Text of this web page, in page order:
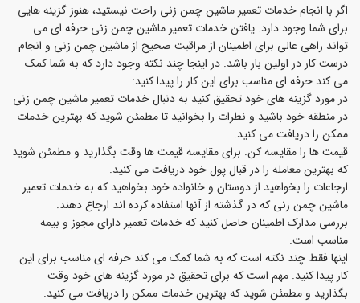
اگر با انجام خدمات تعمیر ماشین چمن زنی راحت نیستید، هنوز گزینه هایی
برای شما وجود دارد. یافتن خدمات تعمیر ماشین چمن زنی حرفه ای می
تواند راهی عالی برای اطمینان از مراقبت صحیح از ماشین چمن زنی و انجام
درست کار در اولین بار باشد. در اینجا چند نکته وجود دارد که به شما کمک
می کند حرفه ای مناسب برای این کار را پیدا کنید:
در مورد گزینه های خود تحقیق کنید به دنبال خدمات تعمیر ماشین چمن زنی
در منطقه خود باشید و نظرات را بخوانید تا مطمئن شوید که بهترین خدمات
ممکن را دریافت می کنید.
قیمت ها را مقایسه کن. برای مقایسه قیمت ها وقت بگذارید و مطمئن شوید
که بهترین معامله را در قبال پول خود دریافت می کنید.
ارجاعات را بخواهید از دوستان و خانواده خود بخواهید که به خدمات تعمیر
ماشین چمن زنی که در گذشته از آنها استفاده کرده اند ارجاع دهند.
بررسی مدارک اطمینان حاصل کنید که خدمات تعمیر دارای مجوز و بیمه
مناسب است.
اینها فقط چند نکته است که به شما کمک می کند حرفه ای مناسب برای این
کار پیدا کنید. مهم است که برای تحقیق در مورد گزینه های خود وقت
بگذارید و مطمئن شوید که بهترین خدمات ممکن را دریافت می کنید.